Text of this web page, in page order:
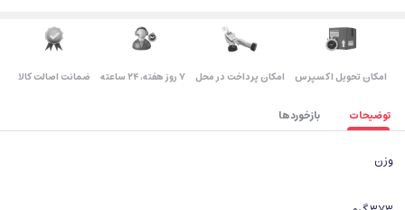
اﻣﮑﺎن ﺗﺤﻮﯾﻞ اﮐﺴﭙﺮس امکان پرداخت در محل ۷ روز ﻫﻔﺘﻪ، ۲۴ ﺳﺎﻋﺘﻪ ضمانت اصالت کالا
توضیحات بازخوردها
وزن